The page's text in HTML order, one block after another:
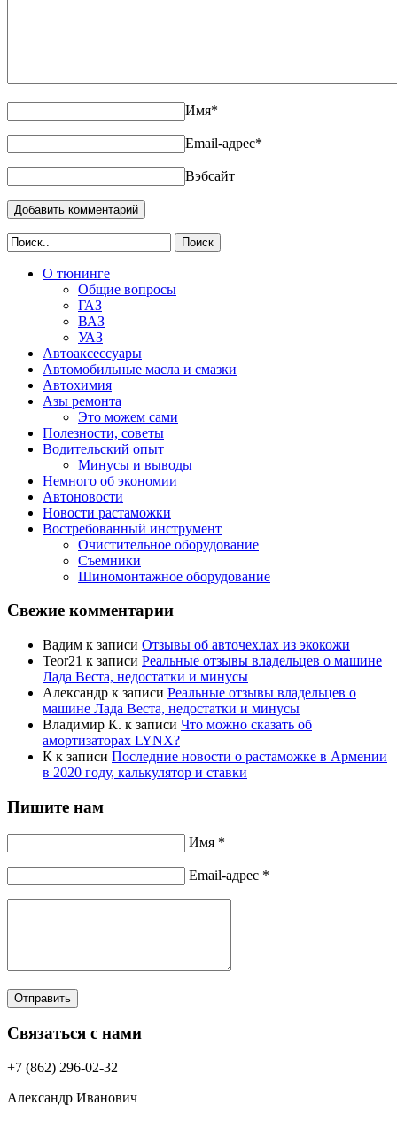
Имя*
Email-адрес*
Вэбсайт
Поиск
О тюнинге
Общие вопросы
ГАЗ
ВАЗ
УАЗ
Автоаксессуары
Автомобильные масла и смазки
Автохимия
Азы ремонта
Это можем сами
Полезности, советы
Водительский опыт
Минусы и выводы
Немного об экономии
Автоновости
Новости растаможки
Востребованный инструмент
Очистительное оборудование
Съемники
Шиномонтажное оборудование
Свежие комментарии
Вадим к записи Отзывы об авточехлах из экокожи
Teor21 к записи Реальные отзывы владельцев о машине
Лада Веста, недостатки и минусы
Александр к записи Реальные отзывы владельцев о
машине Лада Веста, недостатки и минусы
Владимир К. к записи Что можно сказать об
амортизаторах LYNX?
К к записи Последние новости о растаможке в Армении
в 2020 году, калькулятор и ставки
Пишите нам
Имя *
Email-адрес *
Отправить
Связаться с нами
+7 (862) 296-02-32
Александр Иванович